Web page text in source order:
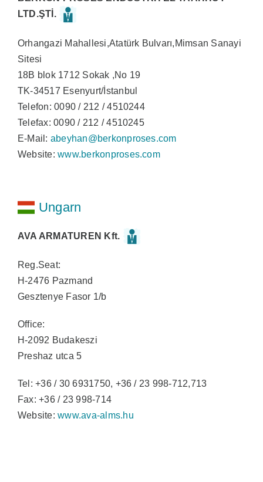
LTD.ŞTİ.
Orhangazi Mahallesi,Atatürk Bulvarı,Mimsan Sanayi
Sitesi
18B blok 1712 Sokak ,No 19
TK-34517 Esenyurt/İstanbul
Telefon: 0090 / 212 / 4510244
Telefax: 0090 / 212 / 4510245
E-Mail: abeyhan@berkonproses.com
Website:www.berkonproses.com
Ungarn
AVA ARMATUREN Kft.
Reg.Seat:
H-2476 Pazmand
Gesztenye Fasor 1/b
Office:
H-2092 Budakeszi
Preshaz utca 5
Tel: +36 / 30 6931750, +36 / 23 998-712,713
Fax: +36 / 23 998-714
Website:www.ava-alms.hu